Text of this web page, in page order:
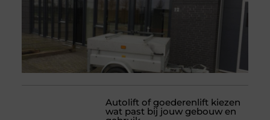
Autolift of goederenlift kiezen
wat past bij jouw gebouw en